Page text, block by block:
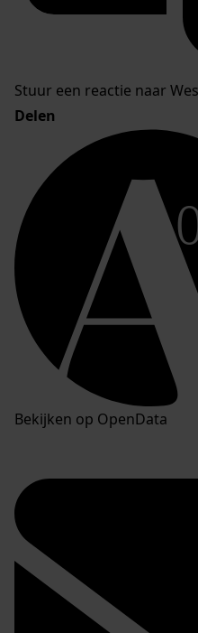
Stuur een reactie naar
Delen
Bekijken op OpenData